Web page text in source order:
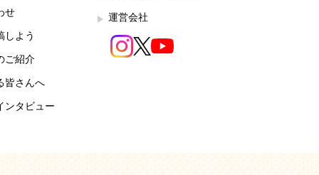
せ
しよう
ご紹介
皆さんへ
ンタビュー
運営会社